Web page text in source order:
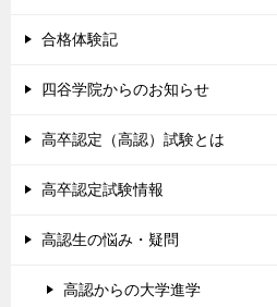
合格体験記
四谷学院からのお知らせ
高卒認定（高認）試験とは
高卒認定試験情報
高認生の悩み・疑問
高認からの大学進学